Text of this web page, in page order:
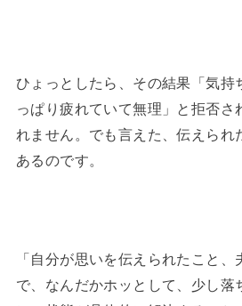
ひょっとしたら、その結果「気持
っぱり疲れていて無理」と拒否さ
れません。でも言えた、伝えられ
あるのです。
「自分が思いを伝えられたこと
で、なんだかホッとして、少し落